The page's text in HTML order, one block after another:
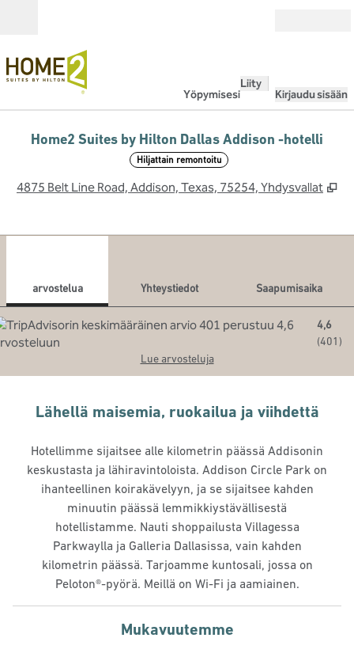
Yöpymisesi
Liity
Kirjaudu sisään
Home2 Suites by Hilton Dallas Addison -hotelli
Hiljattain remontoitu
4875 Belt Line Road, Addison, Texas, 75254, Yhdysvallat ,
arvostelua Yhteystiedot
Saapumisaika
4,6
(401)
Lue arvosteluja
Lähellä maisemia, ruokailua ja viihdettä
Hotellimme sijaitsee alle kilometrin päässä Addisonin
keskustasta ja lähiravintoloista. Addison Circle Park on
ihanteellinen koirakävelyyn, ja se sijaitsee kahden
minuutin päässä lemmikkiystävällisestä
hotellistamme. Nauti shoppailusta Villagessa
Parkwaylla ja Galleria Dallasissa, vain kahden
kilometrin päässä. Tarjoamme kuntosali, jossa on
Peloton®-pyörä. Meillä on Wi-Fi ja aamiainen.
Mukavuutemme